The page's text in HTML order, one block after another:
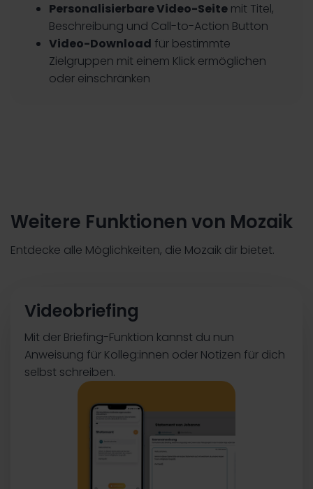
Personalisierbare Video-Seite mit Titel,
Beschreibung und Call-to-Action Button
Video-Download für bestimmte
Zielgruppen mit einem Klick ermöglichen
oder einschränken
Weitere Funktionen von Mozaik
Entdecke alle Möglichkeiten, die Mozaik dir bietet.
Videobriefing
Mit der Briefing-Funktion kannst du nun
Anweisung für Kolleg:innen oder Notizen für dich
selbst schreiben.